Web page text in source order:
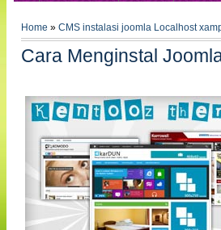
Home » CMS instalasi joomla Localhost
Cara Menginstal